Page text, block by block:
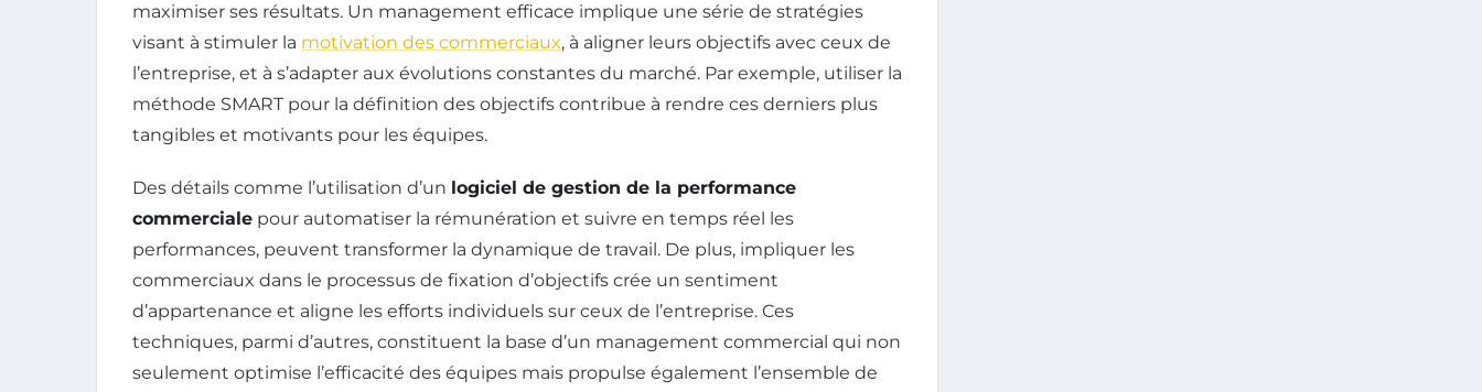
maximiser ses résultats. Un management efficace implique une série de stratégies
visant à stimuler la motivation des commerciaux, à aligner leurs objectifs avec ceux de
l’entreprise, et à s’adapter aux évolutions constantes du marché. Par exemple, utiliser la
méthode SMART pour la définition des objectifs contribue à rendre ces derniers plus
tangibles et motivants pour les équipes.
Des détails comme l’utilisation d’un logiciel de gestion de la performance
commerciale pour automatiser la rémunération et suivre en temps réel les
performances, peuvent transformer la dynamique de travail. De plus, impliquer les
commerciaux dans le processus de fixation d’objectifs crée un sentiment
d’appartenance et aligne les efforts individuels sur ceux de l’entreprise. Ces
techniques, parmi d’autres, constituent la base d’un management commercial qui non
seulement optimise l’efficacité des équipes mais propulse également l’ensemble de